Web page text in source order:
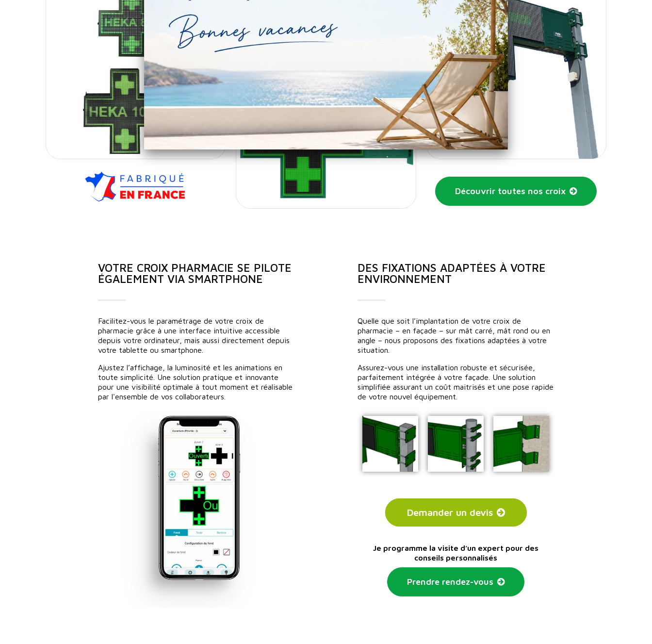
VERTE
Découvrir toutes nos croix
VOTRE CROIX PHARMACIE SE PILOTE
ÉGALEMENT VIA SMARTPHONE
Facilitez-vous le paramétrage de votre croix de
pharmacie grâce à une interface intuitive accessible
depuis votre ordinateur, mais aussi directement depuis
votre tablette ou smartphone.
Ajustez l’affichage, la luminosité et les animations en
toute simplicité. Une solution pratique et innovante
pour une visibilité optimale à tout moment et réalisable
par l'ensemble de vos collaborateurs.
DES FIXATIONS ADAPTÉES À VOTRE
ENVIRONNEMENT
Quelle que soit l’implantation de votre croix de
pharmacie – en façade – sur mât carré, mât rond ou en
angle – nous proposons des fixations adaptées à votre
situation.
Assurez-vous une installation robuste et sécurisée,
parfaitement intégrée à votre façade. Une solution
simplifiée assurant un coût maitrisés et une pose rapide
de votre nouvel équipement.
Demander un devis
Je programme la visite d’un expert pour des
conseils personnalisés
Prendre rendez-vous